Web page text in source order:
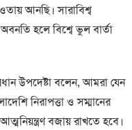
আনছি। সারাবিশ্ব
হলে বিশ্বে ভুল বার্তা
উপদেষ্টা বলেন, আমরা যেন
নিরাপত্তা ও সম্মানের
বজায় রাখতে হবে।